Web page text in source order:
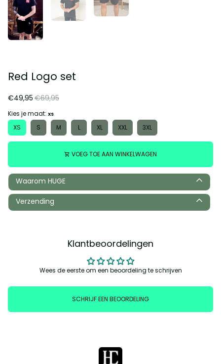
Red Logo set
€49,95 €69,95
Kies je maat: XS
XS S M L XL XXL 3XL
shopping_cart VOEG TOE AAN WINKELWAGEN
Waarom HUGE
Verzending
Klantbeoordelingen
Wees de eerste om een beoordeling te schrijven
SCHRIJF EEN BEOORDELING